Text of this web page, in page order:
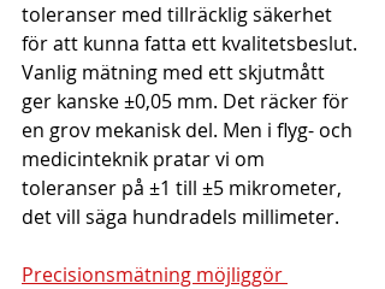
toleranser med tillräcklig säkerhet
för att kunna fatta ett kvalitetsbeslut.
Vanlig mätning med ett skjutmått
ger kanske ±0,05 mm. Det räcker för
en grov mekanisk del. Men i flyg- och
medicinteknik pratar vi om
toleranser på ±1 till ±5 mikrometer,
det vill säga hundradels millimeter.
Precisionsmätning möjliggör